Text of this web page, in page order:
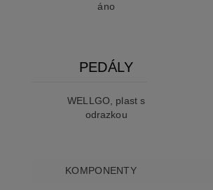
áno
PEDÁLY
WELLGO, plast s
odrazkou
KOMPONENTY